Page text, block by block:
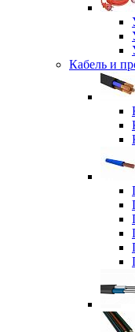
Кабель и